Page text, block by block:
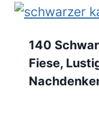
140
Fiese,